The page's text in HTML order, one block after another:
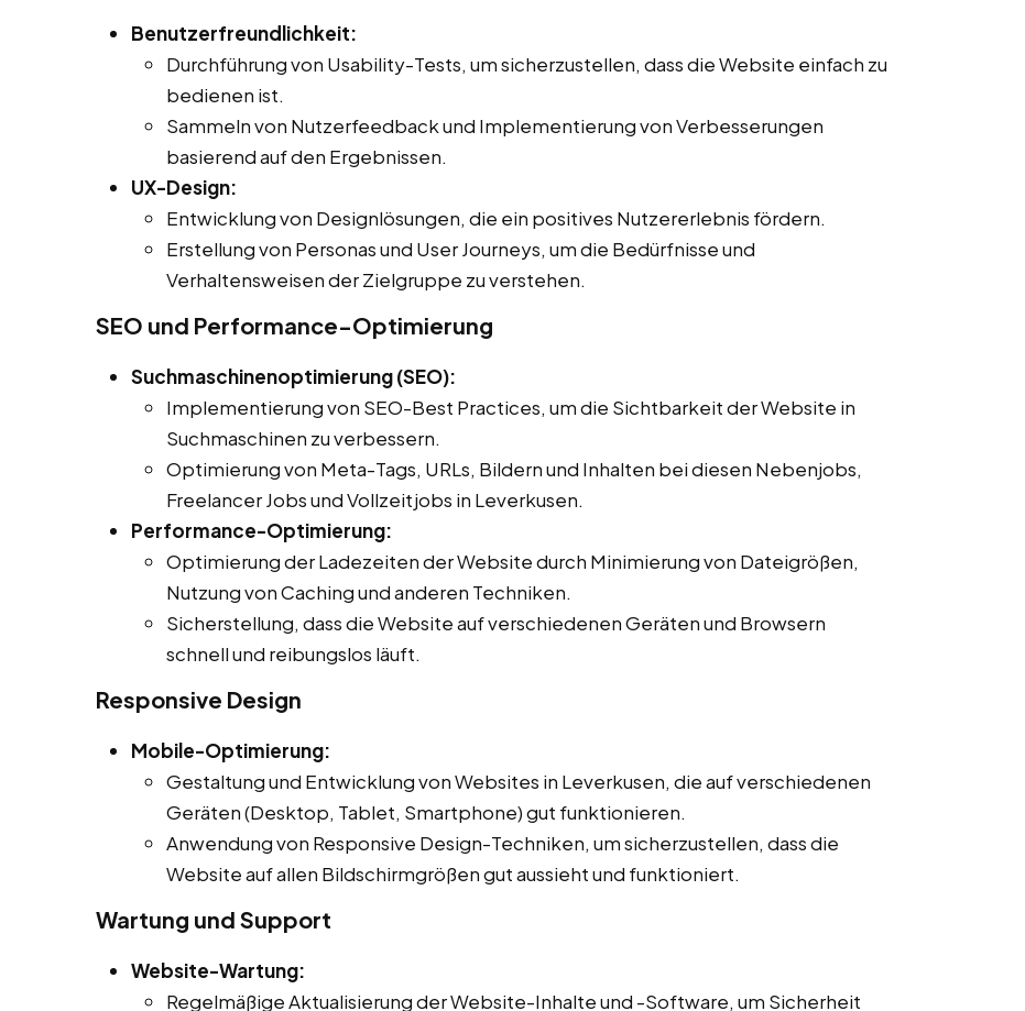
Benutzerfreundlichkeit:
Durchführung von Usability-Tests, um sicherzustellen, dass die Website einfach zu
bedienen ist.
Sammeln von Nutzerfeedback und Implementierung von Verbesserungen
basierend auf den Ergebnissen.
UX-Design:
Entwicklung von Designlösungen, die ein positives Nutzererlebnis fördern.
Erstellung von Personas und User Journeys, um die Bedürfnisse und
Verhaltensweisen der Zielgruppe zu verstehen.
SEO und Performance-Optimierung
Suchmaschinenoptimierung (SEO):
Implementierung von SEO-Best Practices, um die Sichtbarkeit der Website in
Suchmaschinen zu verbessern.
Optimierung von Meta-Tags, URLs, Bildern und Inhalten bei diesen Nebenjobs,
Freelancer Jobs und Vollzeitjobs in Leverkusen.
Performance-Optimierung:
Optimierung der Ladezeiten der Website durch Minimierung von Dateigrößen,
Nutzung von Caching und anderen Techniken.
Sicherstellung, dass die Website auf verschiedenen Geräten und Browsern
schnell und reibungslos läuft.
Responsive Design
Mobile-Optimierung:
Gestaltung und Entwicklung von Websites in Leverkusen, die auf verschiedenen
Geräten (Desktop, Tablet, Smartphone) gut funktionieren.
Anwendung von Responsive Design-Techniken, um sicherzustellen, dass die
Website auf allen Bildschirmgrößen gut aussieht und funktioniert.
Wartung und Support
Website-Wartung:
Regelmäßige Aktualisierung der Website-Inhalte und -Software, um Sicherheit